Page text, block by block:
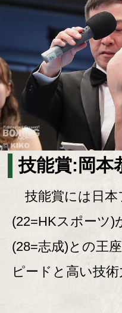
技能賞:岡本
技能賞には日本
(22=HKスポーツ)
(28=志成)との王
ピードと高い技術